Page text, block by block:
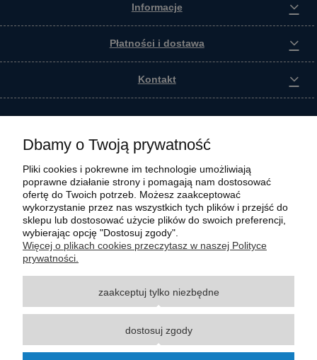
Informacje
Płatności i dostawa
Kontakt
Wszystkie materiały graficzne i zdjęciowe zamieszczone na stronie internetowej polmasz.pl
są prawnie chronione i stanowią własność intelektualną polmasz.pl. Jakiekolwiek
zwielokrotnianie, w tym kopiowanie, korzystanie lub rozpowszechnianie wskazanych
z zastrzeżeniem korzystania o charakterze niekomercyjnym dla użytku osobistego, ze
wskazaniem źródła. Nazwy Carraro, Case, Cat, Caterpillar, Dana Spicer, Doosan, Komatsu,
znakami towarowymi odpowiednich producentów oryginalnego sprzętu. Wszystkie nazwy,
opisy, numery i symbole zostały użyte wyłącznie w celach informacyjnych lub
Dbamy o Twoją prywatność
Pliki cookies i pokrewne im technologie umożliwiają
poprawne działanie strony i pomagają nam dostosować
ofertę do Twoich potrzeb. Możesz zaakceptować
wykorzystanie przez nas wszystkich tych plików i przejść do
sklepu lub dostosować użycie plików do swoich preferencji,
wybierając opcję "Dostosuj zgody".
Więcej o plikach cookies przeczytasz w naszej Polityce
prywatności.
zaakceptuj tylko niezbędne
dostosuj zgody